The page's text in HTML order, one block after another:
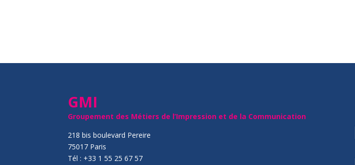
GMI
Groupement des Métiers de l’Impression et de la Communication
218 bis boulevard Pereire
75017 Paris
Tél : +33 1 55 25 67 57